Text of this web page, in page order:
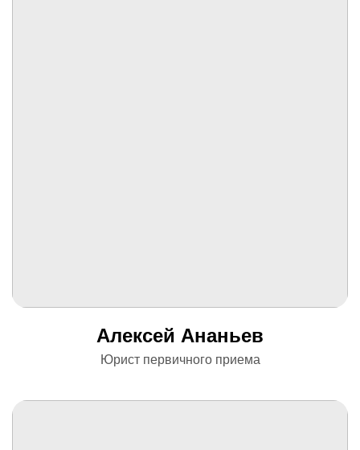
Алексей Ананьев
Юрист первичного приема